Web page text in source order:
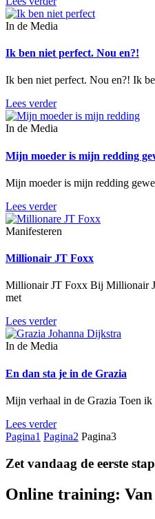
In de Media
Ik ben niet perfect. Nou en?!
Ik ben niet perfect. Nou en?! Ik
Lees verder
In de Media
Mijn moeder is mijn redding
Mijn moeder is mijn redding
Lees verder
Manifesteren
Millionair JT Foxx
Millionair JT Foxx Bij Millionair
met
Lees verder
In de Media
En dan sta je in de Grazia
Mijn verhaal in de Grazia Toen ik
Lees verder
Pagina1 Pagina2 Pagina3
Zet vandaag de eerste
Online training: